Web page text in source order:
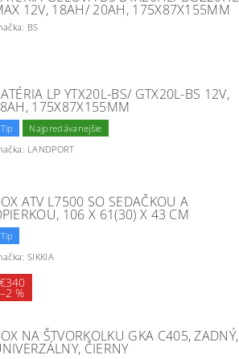
12V, 18AH/ 20AH, 175X87X155MM
BS
LP YTX20L-BS/ GTX20L-BS 12V,
175X87X155MM
Tip
Najpredávanejšie
LANDPORT
ATV L7500 SO SEDAČKOU A
106 X 61(30) X 43 CM
Tip
SIKKIA
€340
–2 %
NA ŠTVORKOLKU GKA C405, ZADNÝ,
ČIERNY